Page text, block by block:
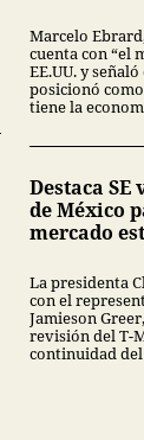
Marcelo
cuenta con “el
EE.UU. y
posicionó
tiene la
Destaca
de México
mercado
La presidenta
con el
Jamieson
revisión del T-
continuidad del